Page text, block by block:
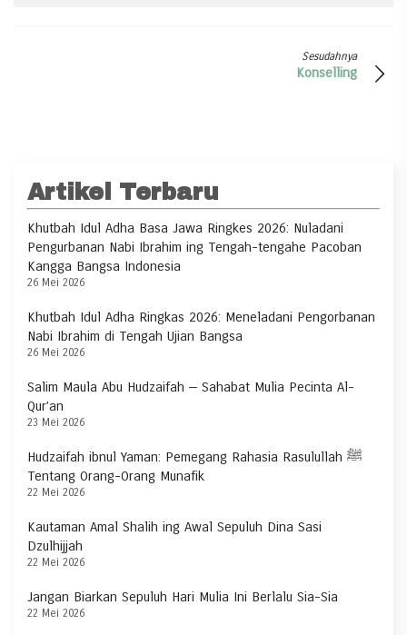
Sesudahnya
Konselling
Artikel Terbaru
Khutbah Idul Adha Basa Jawa Ringkes 2026: Nuladani
Pengurbanan Nabi Ibrahim ing Tengah-tengahe Pacoban
Kangga Bangsa Indonesia
26 Mei 2026
Khutbah Idul Adha Ringkas 2026: Meneladani Pengorbanan
Nabi Ibrahim di Tengah Ujian Bangsa
26 Mei 2026
Salim Maula Abu Hudzaifah — Sahabat Mulia Pecinta Al-
Qur’an
23 Mei 2026
Hudzaifah ibnul Yaman: Pemegang Rahasia Rasulullah ﷺ
Tentang Orang-Orang Munafik
22 Mei 2026
Kautaman Amal Shalih ing Awal Sepuluh Dina Sasi
Dzulhijjah
22 Mei 2026
Jangan Biarkan Sepuluh Hari Mulia Ini Berlalu Sia-Sia
22 Mei 2026